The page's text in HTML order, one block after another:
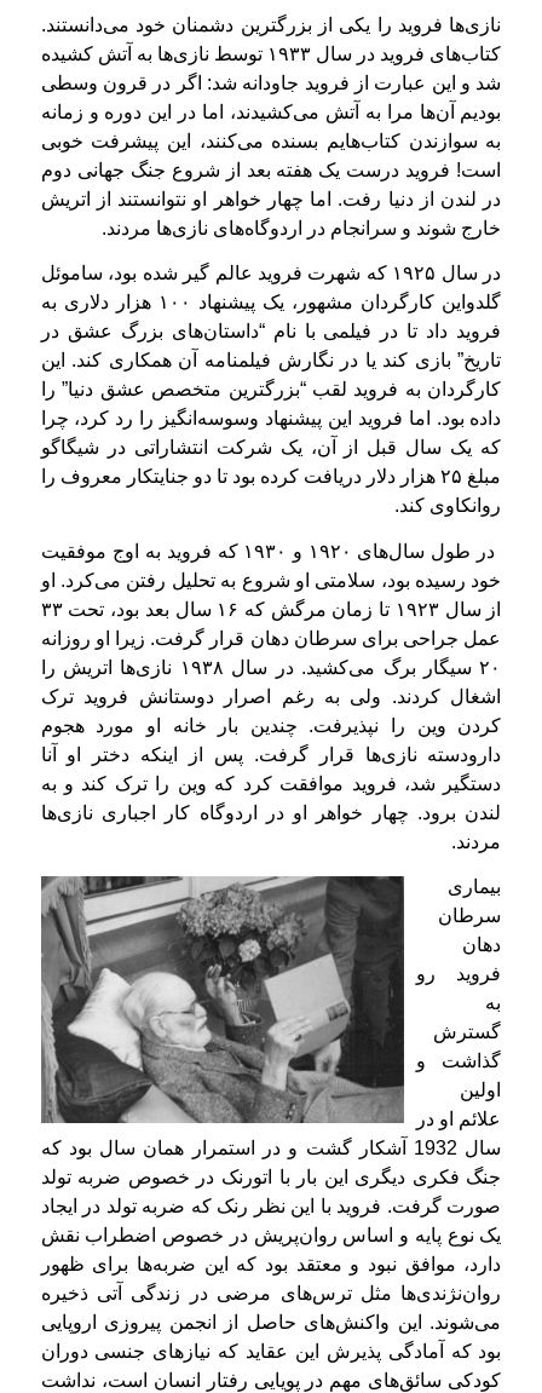
نازی‌ها فروید را یکی از بزرگترین دشمنان خود می‌دانستند.
کتاب‌های فروید در سال ۱۹۳۳ توسط نازی‌ها به آتش کشیده
شد و این عبارت از فروید جاودانه شد: اگر در قرون وسطی
بودیم آن‌ها مرا به آتش می‌کشیدند، اما در این دوره و زمانه
به سوازندن کتاب‌هایم بسنده می‌کنند، این پیشرفت خوبی
است! فروید درست یک هفته بعد از شروع جنگ جهانی دوم
در لندن از دنیا رفت. اما چهار خواهر او نتوانستند از اتریش
خارج شوند و سرانجام در اردوگاه‌های نازی‌ها مردند.
در سال ۱۹۲۵ که شهرت فروید عالم گیر شده بود، ساموئل
گلدواین کارگردان مشهور، یک پیشنهاد ۱۰۰ هزار دلاری به
فروید داد تا در فیلمی با نام “داستان‌های بزرگ عشق در
تاریخ” بازی کند یا در نگارش فیلمنامه آن همکاری کند. این
کارگردان به فروید لقب “بزرگترین متخصص عشق دنیا” را
داده بود. اما فروید این پیشنهاد وسوسه‌انگیز را رد کرد، چرا
که یک سال قبل از آن، یک شرکت انتشاراتی در شیگاگو
مبلغ ۲۵ هزار دلار دریافت کرده بود تا دو جنایتکار معروف را
روانکاوی کند.
در طول سال‌های ۱۹۲۰ و ۱۹۳۰ که فروید به اوج موفقیت
خود رسیده بود، سلامتی او شروع به تحلیل رفتن می‌کرد. او
از سال ۱۹۲۳ تا زمان مرگش که ۱۶ سال بعد بود، تحت ۳۳
عمل جراحی برای سرطان دهان قرار گرفت. زیرا او روزانه
۲۰ سیگار برگ می‌کشید. در سال ۱۹۳۸ نازی‌ها اتریش را
اشغال کردند. ولی به رغم اصرار دوستانش فروید ترک
کردن وین را نپذیرفت. چندین بار خانه او مورد هجوم
دارودسته نازی‌ها قرار گرفت. پس از اینکه دختر او آنا
دستگیر شد، فروید موافقت کرد که وین را ترک کند و به
لندن برود. چهار خواهر او در اردوگاه کار اجباری نازی‌ها
مردند.
بیماری
سرطان
دهان
فروید رو
به
گسترش
گذاشت و
اولین
علائم او در
سال 1932 آشکار گشت و در استمرار همان سال بود که
جنگ فکری دیگری این بار با اتورنک در خصوص ضربه تولد
صورت گرفت. فروید با این نظر رنک که ضربه تولد در ایجاد
یک نوع پایه و اساس روان‌پریش در خصوص اضطراب نقش
دارد، موافق نبود و معتقد بود که این ضربه‌ها برای ظهور
روان‌نژندی‌ها مثل ترس‌های مرضی در زندگی آتی ذخیره
می‌شوند. این واکنش‌های حاصل از انجمن پیروزی اروپایی
بود که آمادگی پذیرش این عقاید که نیازهای جنسی دوران
کودکی سائق‌های مهم در پویایی رفتار انسان است، نداشت